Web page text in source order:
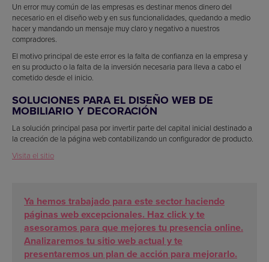
Un error muy común de las empresas es destinar menos dinero del
necesario en el diseño web y en sus funcionalidades, quedando a medio
hacer y mandando un mensaje muy claro y negativo a nuestros
compradores.
El motivo principal de este error es la falta de confianza en la empresa y
en su producto o la falta de la inversión necesaria para lleva a cabo el
cometido desde el inicio.
SOLUCIONES PARA EL DISEÑO WEB DE
MOBILIARIO Y DECORACIÓN
La solución principal pasa por invertir parte del capital inicial destinado a
la creación de la página web contabilizando un configurador de producto.
Visita el sitio
Ya hemos trabajado para este sector haciendo
páginas web excepcionales. Haz click y te
asesoramos para que mejores tu presencia online.
Analizaremos tu sitio web actual y te
presentaremos un plan de acción para mejorarlo.